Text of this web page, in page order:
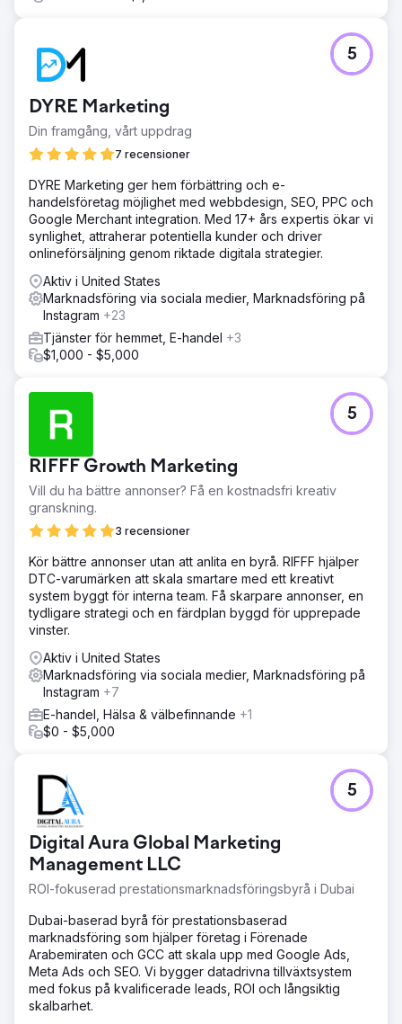
som nummer tre, och vid den 13:e månaden hade de
säkrat förstaplatsen. Detta ledde till en ökning av organisk
trafik med 274 %, 29 sökord på sidan 1 och ett årligt
organiskt trafikvärde på 143 000 dollar – vilket befäste
deras position som Canberras främsta bolåneförmedlare.
Gå till byråsida
DYRE Marketing
Din framgång, vårt uppdrag
7 recensioner
5
DYRE Marketing ger hem förbättring och e-
handelsföretag möjlighet med webbdesign, SEO, PPC och
Google Merchant integration. Med 17+ års expertis ökar vi
synlighet, attraherar potentiella kunder och driver
onlineförsäljning genom riktade digitala strategier.
Aktiv i United States
Marknadsföring via sociala medier, Marknadsföring på
Instagram +23
Tjänster för hemmet, E-handel +3
$1,000 - $5,000
RIFFF Growth Marketing
Vill du ha bättre annonser? Få en kostnadsfri kreativ
granskning.
3 recensioner
5
Kör bättre annonser utan att anlita en byrå. RIFFF hjälper
DTC-varumärken att skala smartare med ett kreativt
system byggt för interna team. Få skarpare annonser, en
tydligare strategi och en färdplan byggd för upprepade
vinster.
Aktiv i United States
Marknadsföring via sociala medier, Marknadsföring på
Instagram +7
E-handel, Hälsa & välbefinnande +1
$0 - $5,000
Digital Aura Global Marketing
Management LLC
ROI-fokuserad prestationsmarknadsföringsbyrå i Dubai
5
Dubai-baserad byrå för prestationsbaserad
marknadsföring som hjälper företag i Förenade
Arabemiraten och GCC att skala upp med Google Ads,
Meta Ads och SEO. Vi bygger datadrivna tillväxtsystem
med fokus på kvalificerade leads, ROI och långsiktig
skalbarhet.